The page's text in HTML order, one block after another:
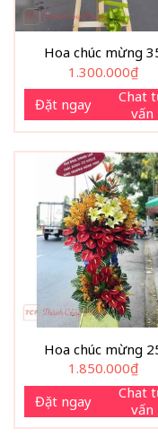
Hoa chúc mừng
1.300.000₫
Đặt ngay
Chat
vấn
Hoa chúc mừng
1.850.000₫
Đặt ngay
Chat
vấn